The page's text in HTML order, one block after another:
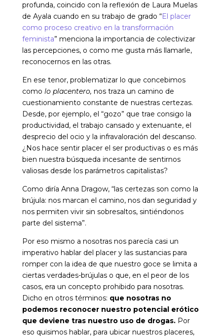
profunda, coincido con la reflexión de Laura Muelas
de Ayala cuando en su trabajo de grado “El placer
como proceso creativo en la transformación
feminista” menciona la importancia de colectivizar
las percepciones, o como me gusta más llamarle,
reconocernos en las otras.
En ese tenor, problematizar lo que concebimos
como lo placentero, nos traza un camino de
cuestionamiento constante de nuestras certezas.
Desde, por ejemplo, el “gozo” que trae consigo la
productividad, el trabajo cansado y extenuante, el
desprecio del ocio y la infravaloración del descanso.
¿Nos hace sentir placer el ser productivas o es más
bien nuestra búsqueda incesante de sentirnos
valiosas desde los parámetros capitalistas?
Como diría Anna Dragow, “las certezas son como la
brújula: nos marcan el camino, nos dan seguridad y
nos permiten vivir sin sobresaltos, sintiéndonos
parte del sistema”.
Por eso mismo a nosotras nos parecía casi un
imperativo hablar del placer y las sustancias para
romper con la idea de que nuestro goce se limita a
ciertas verdades-brújulas o que, en el peor de los
casos, era un concepto prohibido para nosotras.
Dicho en otros términos: que nosotras no
podemos reconocer nuestro potencial erótico
que deviene tras nuestro uso de drogas.Por
eso quisimos hablar, para ubicar nuestros placeres,